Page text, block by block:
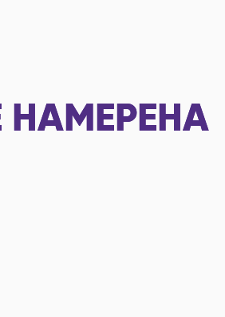
НАМЕРЕНА